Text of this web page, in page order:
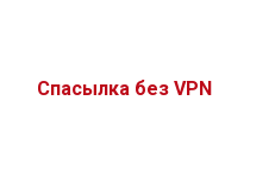
Спасылка без VPN